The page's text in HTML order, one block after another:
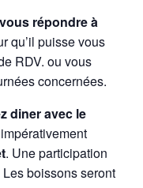
répondre à
qu’il puisse vous
RDV. ou vous
concernées.
diner avec le
. Une participation
boissons seront